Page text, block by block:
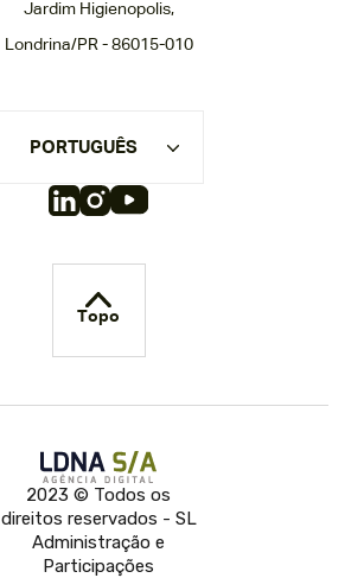
Jardim Higienopolis,
Londrina/PR - 86015-010
PORTUGUÊS
Topo
2023 © Todos os
direitos reservados - SL
Administração e
Participações